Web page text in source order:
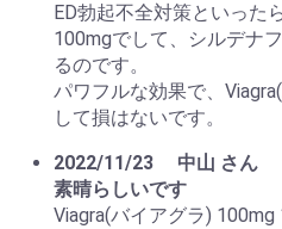
ED勃起不全対策といった
100mgでして、シルデナ
るのです。
パワフルな効果で、
して損はないです。
2022/11/23
中山 さん
素晴らしいです
Viagra(バイアグラ)